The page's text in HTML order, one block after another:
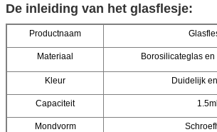
De inleiding van het glasflesje:
Productnaam
Materiaal Borosilicateglas
Kleur Duidelijk
Capaciteit 1.5ml
Mondvorm